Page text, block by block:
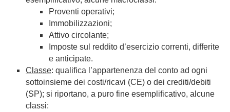
Proventi operativi;
Immobilizzazioni;
Attivo circolante;
Imposte sul reddito d’esercizio correnti, differite
e anticipate.
Classe: qualifica l’appartenenza del conto ad ogni
sottoinsieme dei costi/ricavi (CE) o dei crediti/debiti
(SP); si riportano, a puro fine esemplificativo, alcune
classi: